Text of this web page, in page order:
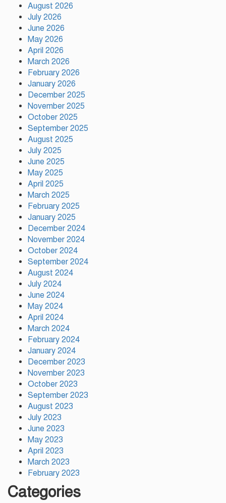
জমিয়ত
দুর্গাপূজায় আসছে সালমার নতুন গান,
রেকর্ড সম্পন্ন
August 2026
July 2026
June 2026
May 2026
April 2026
March 2026
February 2026
January 2026
December 2025
November 2025
October 2025
September 2025
August 2025
July 2025
June 2025
May 2025
April 2025
March 2025
February 2025
January 2025
December 2024
November 2024
October 2024
September 2024
August 2024
July 2024
June 2024
May 2024
April 2024
March 2024
February 2024
January 2024
December 2023
November 2023
October 2023
September 2023
August 2023
July 2023
June 2023
May 2023
April 2023
March 2023
February 2023
Categories